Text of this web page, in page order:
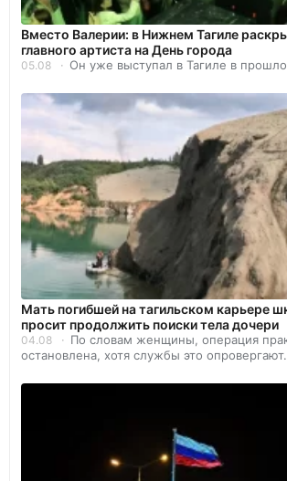
Вместо Валерии: в Нижнем Тагиле
главного артиста на День города
05.08 Он уже выступал в Тагиле в
Мать погибшей на тагильском карьере
просит продолжить поиски тела дочери
04.08
По словам женщины, операция
остановлена, хотя службы это опровергают.